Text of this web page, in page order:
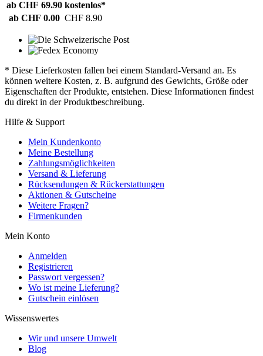
ab CHF 69.90 kostenlos*
ab CHF 0.00 CHF 8.90
* Diese Lieferkosten fallen bei einem Standard-Versand an. Es
können weitere Kosten, z. B. aufgrund des Gewichts, Größe oder
Eigenschaften der Produkte, entstehen. Diese Informationen findest
du direkt in der Produktbeschreibung.
Hilfe & Support
Mein Kundenkonto
Meine Bestellung
Zahlungsmöglichkeiten
Versand & Lieferung
Rücksendungen & Rückerstattungen
Aktionen & Gutscheine
Weitere Fragen?
Firmenkunden
Mein Konto
Anmelden
Registrieren
Passwort vergessen?
Wo ist meine Lieferung?
Gutschein einlösen
Wissenswertes
Wir und unsere Umwelt
Blog